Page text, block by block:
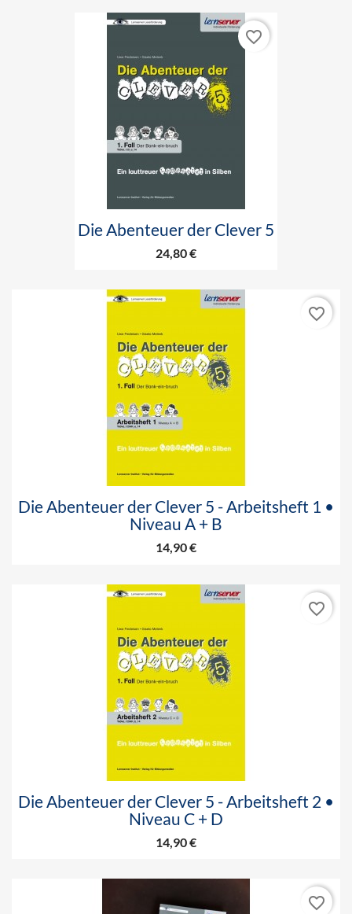
Die Abenteuer der Clever 5
24,80 €
favorite_border
Die Abenteuer der Clever 5 - Arbeitsheft 1 •
Niveau A + B
14,90 €
favorite_border
Die Abenteuer der Clever 5 - Arbeitsheft 2 •
Niveau C + D
14,90 €
favorite_border
favorite_border